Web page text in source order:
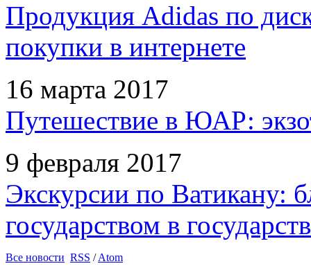
Продукция Adidas по
покупки в интернете
16 марта 2017
Путешествие в ЮАР:
9 февраля 2017
Экскурсии по Ватикану:
государством в
Все новости RSS /Atom